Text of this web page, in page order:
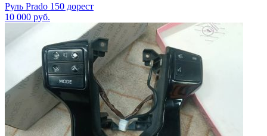
Руль Prado 150 дорест
10 000 руб.